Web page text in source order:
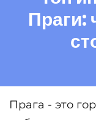
Праги:
Прага - это